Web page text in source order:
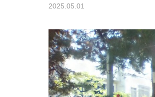
2025.05.01